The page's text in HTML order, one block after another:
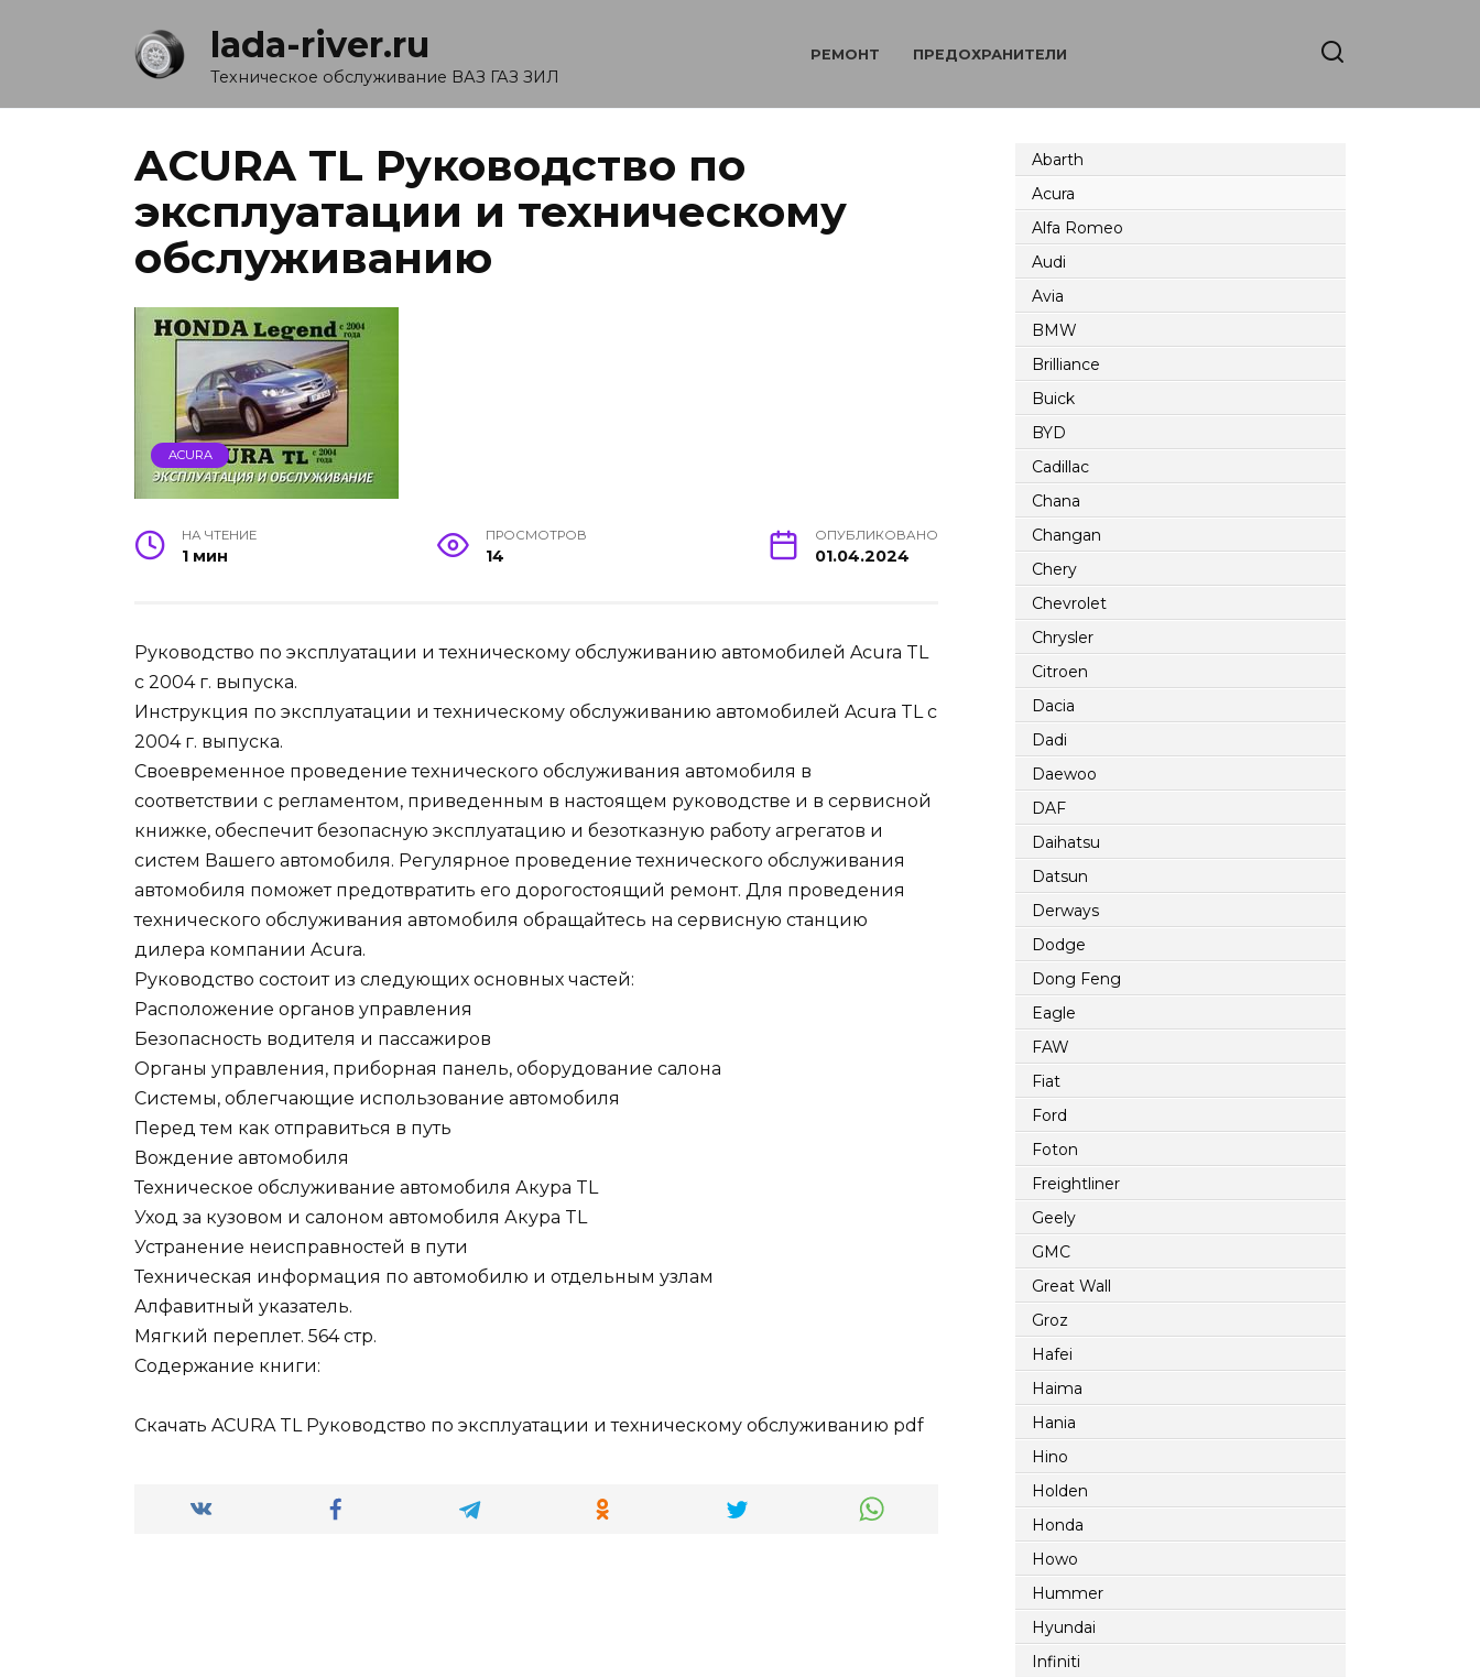
lada-river.ru
Техническое обслуживание ВАЗ ГАЗ ЗИЛ
РЕМОНТ ПРЕДОХРАНИТЕЛИ
ACURA TL Руководство по
эксплуатации и техническому
обслуживанию
ACURA
НА ЧТЕНИЕ
1 мин
ПРОСМОТРОВ
14
ОПУБЛИКОВАНО
01.04.2024
Руководство по эксплуатации и техническому обслуживанию автомобилей Acura TL
с 2004 г. выпуска.
Инструкция по эксплуатации и техническому обслуживанию автомобилей Acura TL с
2004 г. выпуска.
Своевременное проведение технического обслуживания автомобиля в
соответствии с регламентом, приведенным в настоящем руководстве и в сервисной
книжке, обеспечит безопасную эксплуатацию и безотказную работу агрегатов и
систем Вашего автомобиля. Регулярное проведение технического обслуживания
автомобиля поможет предотвратить его дорогостоящий ремонт. Для проведения
технического обслуживания автомобиля обращайтесь на сервисную станцию
дилера компании Acura.
Руководство состоит из следующих основных частей:
Расположение органов управления
Безопасность водителя и пассажиров
Органы управления, приборная панель, оборудование салона
Системы, облегчающие использование автомобиля
Перед тем как отправиться в путь
Вождение автомобиля
Техническое обслуживание автомобиля Акура TL
Уход за кузовом и салоном автомобиля Акура TL
Устранение неисправностей в пути
Техническая информация по автомобилю и отдельным узлам
Алфавитный указатель.
Мягкий переплет. 564 стр.
Содержание книги:
Скачать ACURA TL Руководство по эксплуатации и техническому обслуживанию pdf
Abarth
Acura
Alfa Romeo
Audi
Avia
BMW
Brilliance
Buick
BYD
Cadillac
Chana
Changan
Chery
Chevrolet
Chrysler
Citroen
Dacia
Dadi
Daewoo
DAF
Daihatsu
Datsun
Derways
Dodge
Dong Feng
Eagle
FAW
Fiat
Ford
Foton
Freightliner
Geely
GMC
Great Wall
Groz
Hafei
Haima
Hania
Hino
Holden
Honda
Howo
Hummer
Hyundai
Infiniti